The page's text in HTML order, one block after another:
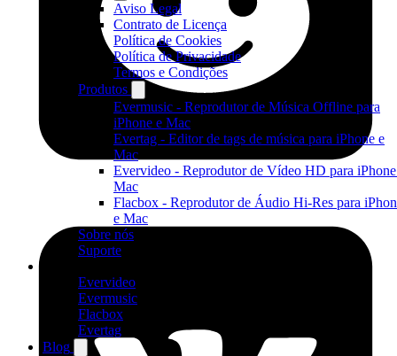
Aviso Legal
Contrato de Licença
Política de Cookies
Política de Privacidade
Termos e Condições
Produtos
Evermusic - Reprodutor de Música Offline para
iPhone e Mac
Evertag - Editor de tags de música para iPhone e
Mac
Evervideo - Reprodutor de Vídeo HD para
Mac
Flacbox - Reprodutor de Áudio Hi-Res para
e Mac
Sobre nós
Suporte
Evervideo
Evermusic
Flacbox
Evertag
Blog